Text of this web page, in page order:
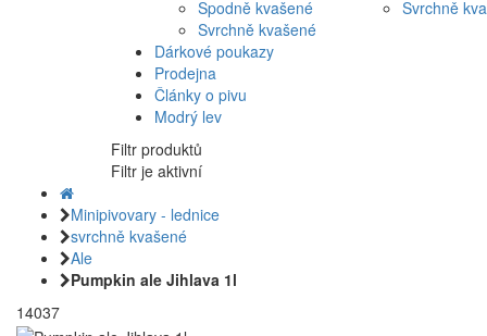
Spodně kvašené
Svrchně kvašené
Svrchně
Dárkové poukazy
Prodejna
Články o pivu
Modrý lev
Filtr produktů
Filtr je aktivní
Minipivovary - lednice
svrchně kvašené
Ale
Pumpkin ale Jihlava 1l
14037